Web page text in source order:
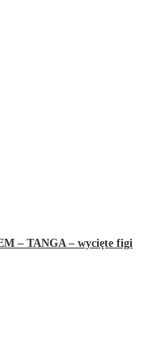
– TANGA – wycięte figi